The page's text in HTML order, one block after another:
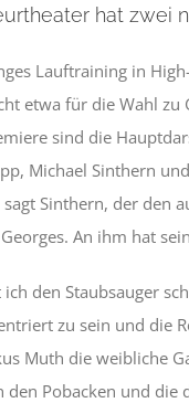
hat zwei
Lauftraining in
etwa für die Wahl
sind die
Michael Sinthern
Sinthern, der den
An ihm hat
den Staubsauger
zu sein und die
Muth die weibliche
den Pobacken und die